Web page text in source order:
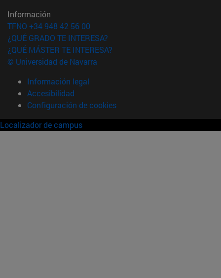
Información
TFNO +34 948 42 56 00
¿QUÉ GRADO TE INTERESA?
¿QUÉ MÁSTER TE INTERESA?
© Universidad de Navarra
Información legal
Accesibilidad
Configuración de cookies
Localizador de campus